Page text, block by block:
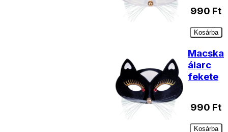
990 Ft
Kosárba
Macska
álarc
fekete
990 Ft
Kosárba